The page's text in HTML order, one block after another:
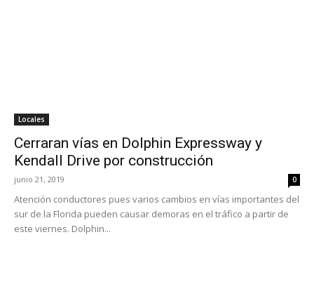
Locales
Cerraran vías en Dolphin Expressway y
Kendall Drive por construcción
junio 21, 2019 0
Atención conductores pues varios cambios en vías importantes del
sur de la Florida pueden causar demoras en el tráfico a partir de
este viernes. Dolphin...